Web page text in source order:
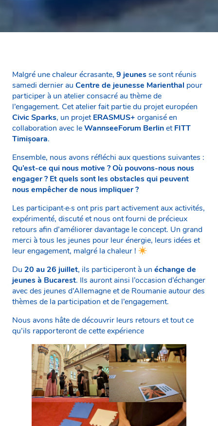
Malgré une chaleur écrasante, 9 jeunesse sont réunis
samedi dernier au Centre de jeunesse Marienthal pour
participer à un atelier consacré au thème de
l’engagement. Cet atelier fait partie du projet européen
Civic Sparks, un projetERASMUS+ organisé en
collaboration avec leWannseeForum BerlinetFITT
Timișoara.
Ensemble, nous avons réfléchi aux questions suivantes :
Qu’est-ce qui nous motive ? Où pouvons-nous nous
engager ? Et quels sont les obstacles qui peuvent
nous empêcher de nous impliquer ?
Les participant·e·s ont pris part activement aux activités,
expérimenté, discuté et nous ont fourni de précieux
retours afin d’améliorer davantage le concept. Un grand
merci à tous les jeunes pour leur énergie, leurs idées et
leur engagement, malgré la chaleur !
Du 20 au 26 juillet, ils participeront à un échange de
jeunes à Bucarest. Ils auront ainsi l’occasion d’échanger
avec des jeunes d’Allemagne et de Roumanie autour des
thèmes de la participation et de l’engagement.
Nous avons hâte de découvrir leurs retours et tout ce
qu’ils rapporteront de cette expérience